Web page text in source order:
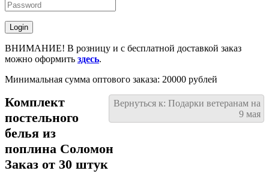
ВНИМАНИЕ! В розницу и с бесплатной доставкой заказ
можно оформить здесь.
Минимальная сумма оптового заказа: 20000 рублей
Вернуться к: Подарки ветеранам на
9 мая
Комплект
постельного
белья из
поплина Соломон
Заказ от 30 штук